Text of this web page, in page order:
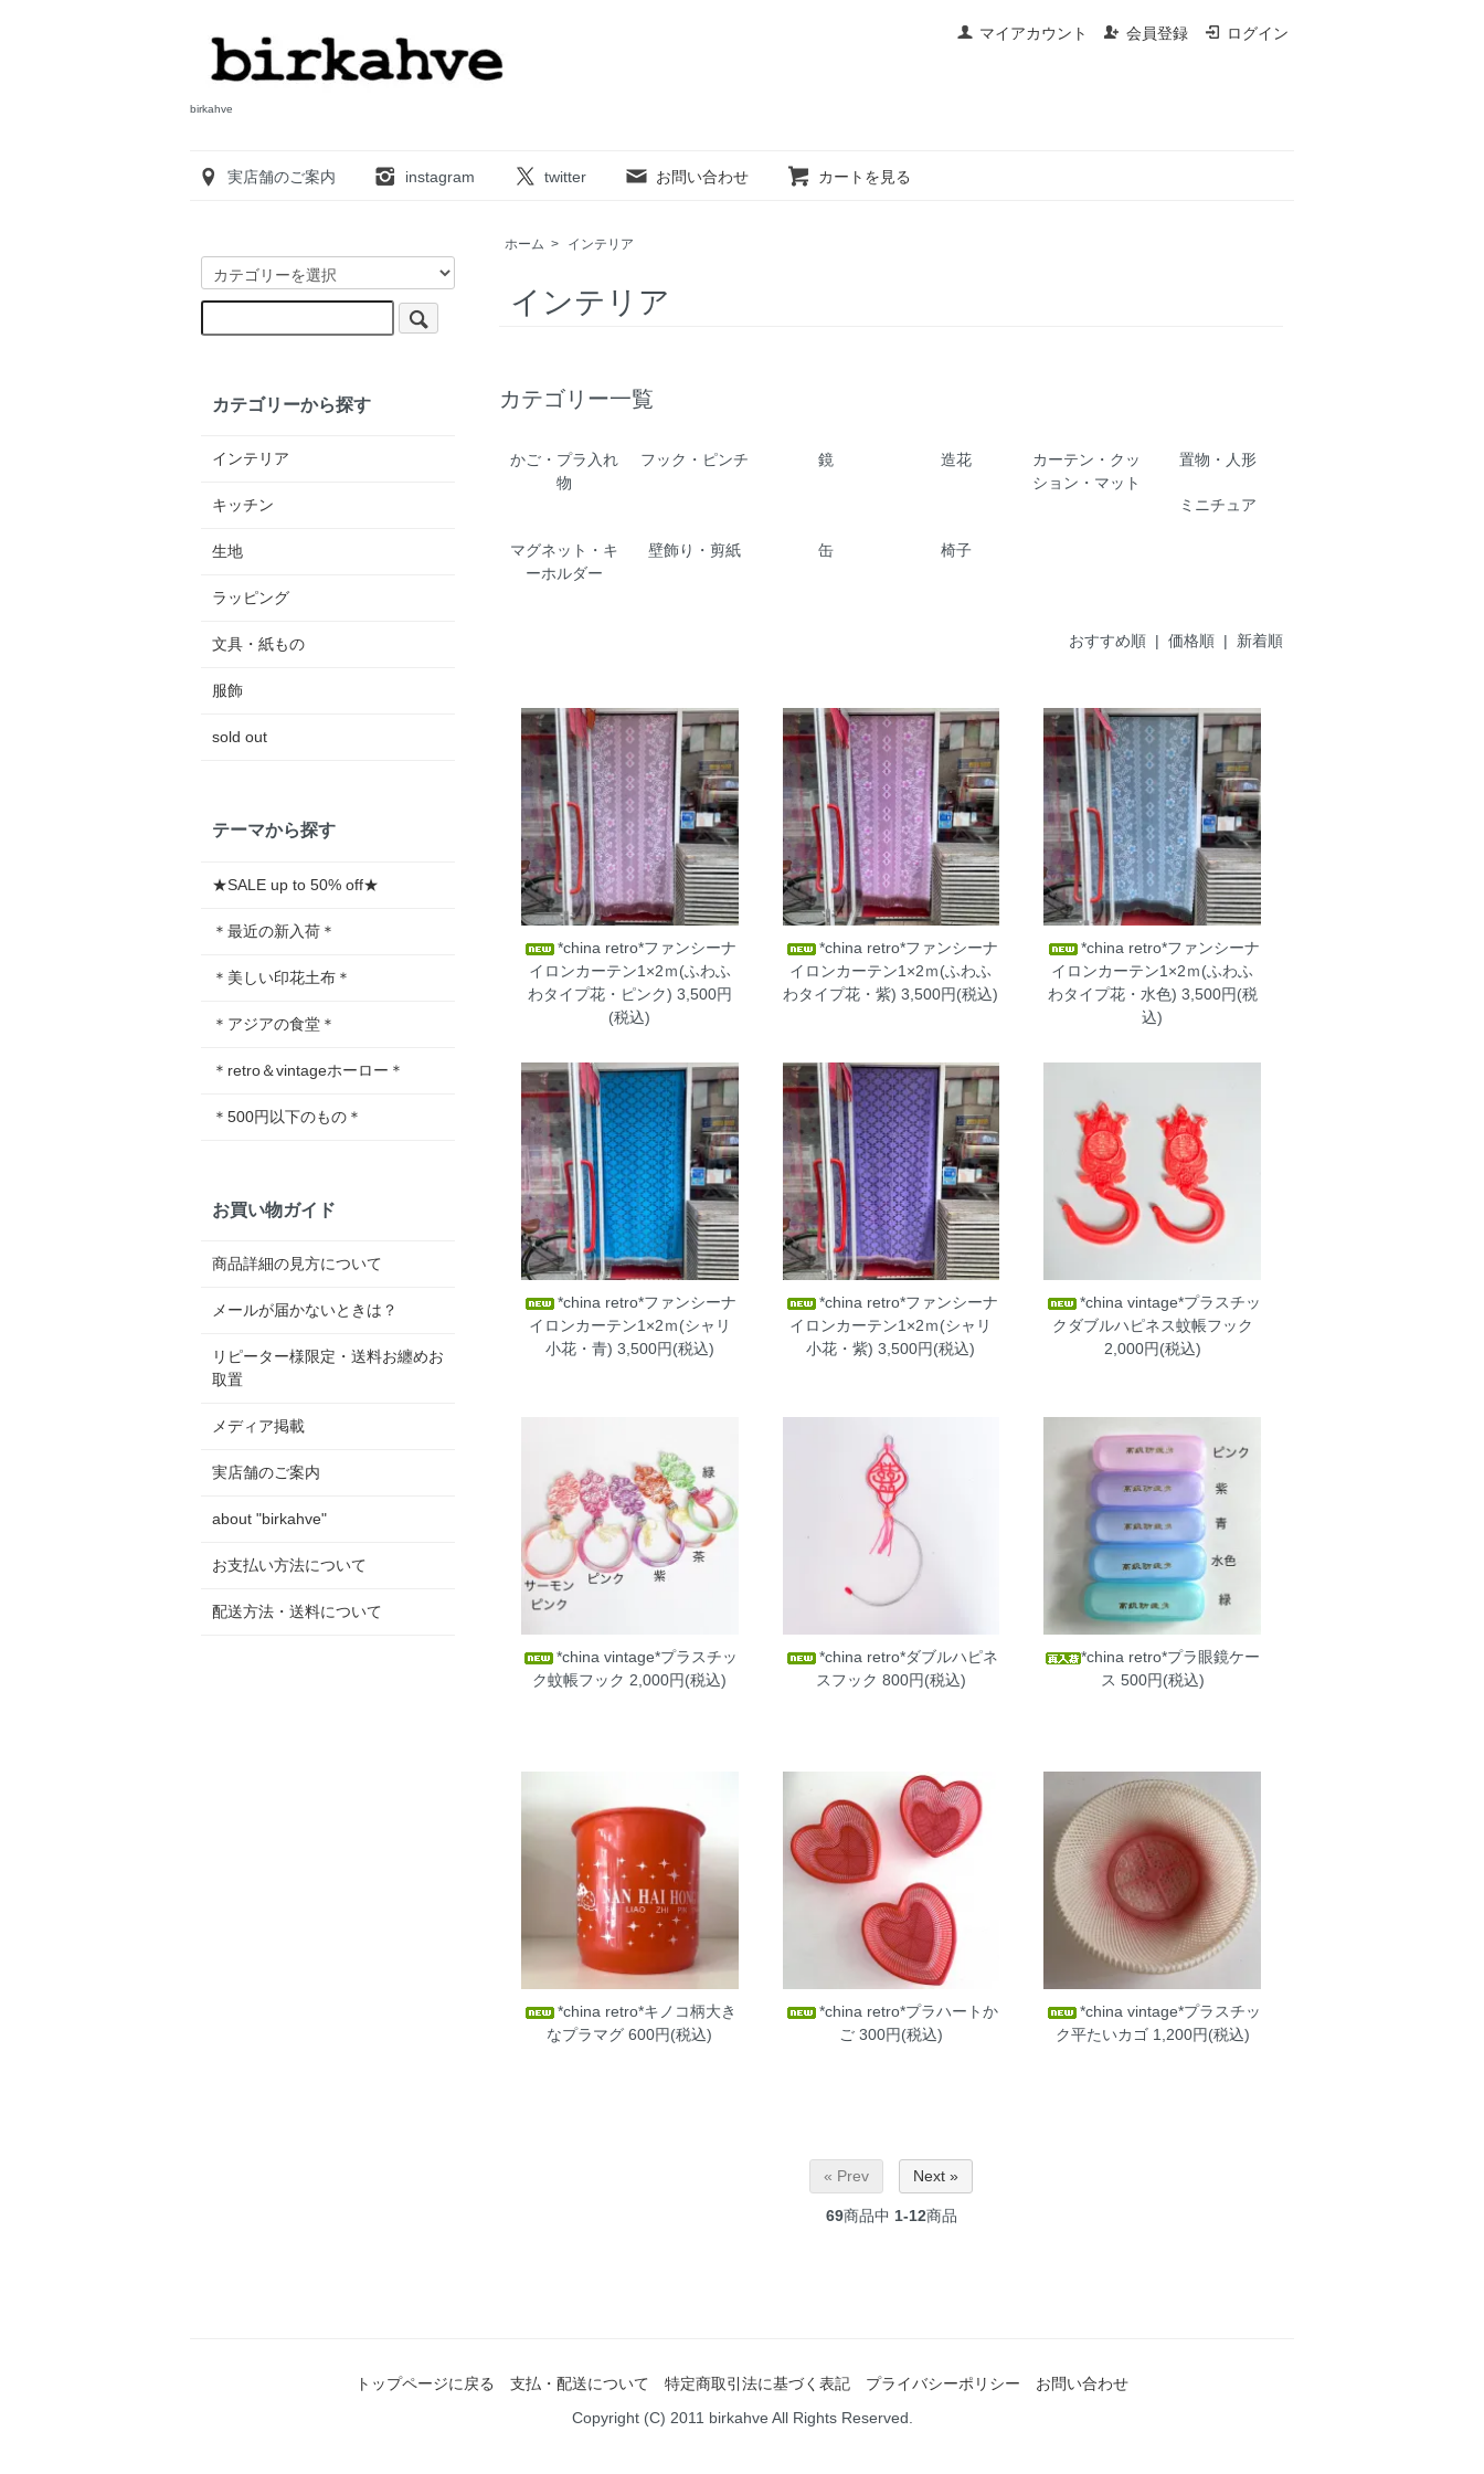
マイアカウント 会員登録 ログイン
birkahve
実店舗のご案内 instagram twitter お問い合わせ カートを見る
ホーム > インテリア
インテリア
カテゴリー一覧
かご・プラ入れ
物
フック・ピンチ 鏡 造花
カーテン・クッ
ション・マット
置物・人形
ミニチュア
マグネット・キ
ーホルダー
壁飾り・剪紙 缶 椅子
おすすめ順 | 価格順 | 新着順
*china retro*ファンシーナ
イロンカーテン1×2ｍ(ふわふ
わタイプ花・ピンク) 3,500円
(税込)
*china retro*ファンシーナ
イロンカーテン1×2ｍ(ふわふ
わタイプ花・紫) 3,500円(税込)
*china retro*ファンシーナ
イロンカーテン1×2ｍ(ふわふ
わタイプ花・水色) 3,500円(税
込)
*china retro*ファンシーナ
イロンカーテン1×2ｍ(シャリ
小花・青) 3,500円(税込)
*china retro*ファンシーナ
イロンカーテン1×2ｍ(シャリ
小花・紫) 3,500円(税込)
*china vintage*プラスチッ
クダブルハピネス蚊帳フック
2,000円(税込)
*china vintage*プラスチッ
ク蚊帳フック 2,000円(税込)
*china retro*ダブルハピネ
スフック 800円(税込)
*china retro*プラ眼鏡ケー
ス 500円(税込)
*china retro*キノコ柄大き
なプラマグ 600円(税込)
*china retro*プラハートか
ご300円(税込)
*china vintage*プラスチッ
ク平たいカゴ1,200円(税込)
« Prev Next »
69商品中 1-12商品
カテゴリーから探す
インテリア
キッチン
生地
ラッピング
文具・紙もの
服飾
sold out
テーマから探す
★SALE up to 50% off★
＊最近の新入荷＊
＊美しい印花土布＊
＊アジアの食堂＊
＊retro＆vintageホーロー＊
＊500円以下のもの＊
お買い物ガイド
商品詳細の見方について
メールが届かないときは？
リピーター様限定・送料お纏めお
取置
メディア掲載
実店舗のご案内
about "birkahve"
お支払い方法について
配送方法・送料について
トップページに戻る 支払・配送について 特定商取引法に基づく表記 プライバシーポリシー
お問い合わせ
Copyright (C) 2011 birkahve All Rights Reserved.